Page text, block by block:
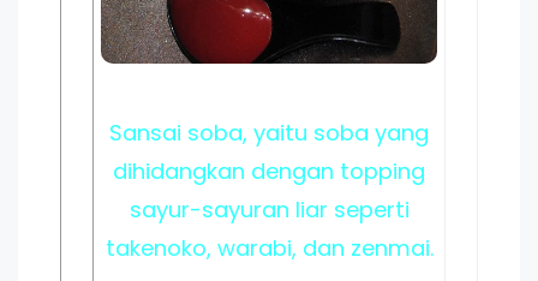
Sansai soba, yaitu soba yang
dihidangkan dengan topping
sayur-sayuran liar seperti
takenoko, warabi, dan zenmai.